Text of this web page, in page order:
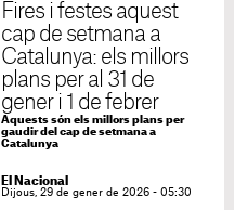
Fires i festes aquest
cap de setmana a
Catalunya: els millors
plans per al 31 de
gener i 1 de febrer
Aquests són els millors plans per
gaudir del cap de setmana a
Catalunya
El Nacional
Dijous, 29 de gener de 2026 - 05:30